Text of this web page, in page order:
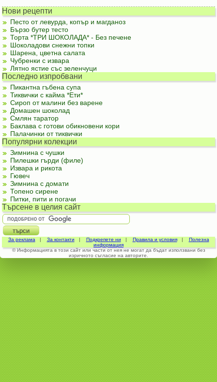
Нови рецепти
Песто от левурда, копър и магданоз
Бързо бутер тесто
Торта *ТРИ ШОКОЛАДА* - Без печене
Шоколадови снежни топки
Шарена, цветна салата
Чубренки с извара
Лятно ястие със зеленчуци
Последно изпробвани
Пикантна гъбена супа
Тиквички с кайма *Ети*
Сироп от малини без варене
Домашен шоколад
Смлян таратор
Баклава с готови обикновени кори
Палачинки от тиквички
Популярни колекции
Зимнина с чушки
Пилешки гърди (филе)
Извара и рикота
Гювеч
Зимнина с домати
Топено сирене
Питки, пити и погачи
Търсене в целия сайт
За реклама| За контакти Подкрепете ни Правила и условия|
Полезна
информация
© Информацията в този сайт или части от нея не могат да бъдат използвани без
изричното съгласие на авторите.